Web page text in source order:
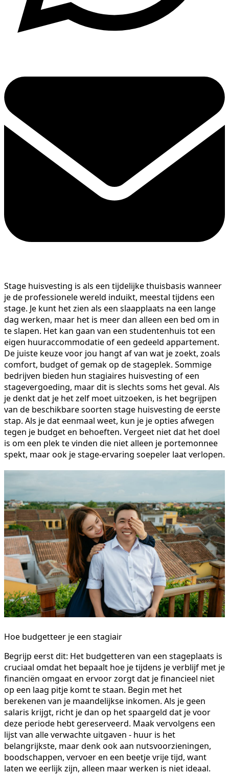
Stage huisvesting is als een tijdelijke thuisbasis wanneer
je de professionele wereld induikt, meestal tijdens een
stage. Je kunt het zien als een slaapplaats na een lange
dag werken, maar het is meer dan alleen een bed om in
te slapen. Het kan gaan van een studentenhuis tot een
eigen huuraccommodatie of een gedeeld appartement.
De juiste keuze voor jou hangt af van wat je zoekt, zoals
comfort, budget of gemak op de stageplek. Sommige
bedrijven bieden hun stagiaires huisvesting of een
stagevergoeding, maar dit is slechts soms het geval. Als
je denkt dat je het zelf moet uitzoeken, is het begrijpen
van de beschikbare soorten stage huisvesting de eerste
stap. Als je dat eenmaal weet, kun je je opties afwegen
tegen je budget en behoeften. Vergeet niet dat het doel
is om een plek te vinden die niet alleen je portemonnee
spekt, maar ook je stage-ervaring soepeler laat verlopen.
Hoe budgetteer je een stagiair
Begrijp eerst dit: Het budgetteren van een stageplaats is
cruciaal omdat het bepaalt hoe je tijdens je verblijf met je
financiën omgaat en ervoor zorgt dat je financieel niet
op een laag pitje komt te staan. Begin met het
berekenen van je maandelijkse inkomen. Als je geen
salaris krijgt, richt je dan op het spaargeld dat je voor
deze periode hebt gereserveerd. Maak vervolgens een
lijst van alle verwachte uitgaven - huur is het
belangrijkste, maar denk ook aan nutsvoorzieningen,
boodschappen, vervoer en een beetje vrije tijd, want
laten we eerlijk zijn, alleen maar werken is niet ideaal.